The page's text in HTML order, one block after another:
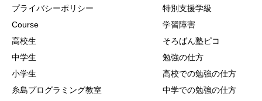
プライバシーポリシー
Course
高校生
中学生
小学生
糸島プログラミング教室
特別支援学級
学習障害
そろばん塾ピコ
勉強の仕方
高校での勉強の仕方
中学での勉強の仕方